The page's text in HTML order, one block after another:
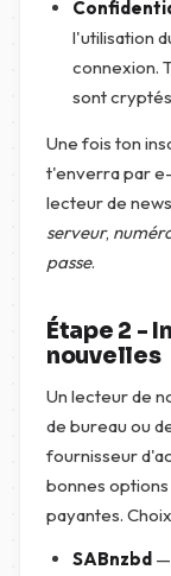
l'utilisation
connexion.
sont
Une fois ton
t'enverra par
lecteur de
serveur,
passe.
Étape 2 -
nouvelles
Un lecteur de
de bureau ou
fournisseur
bonnes
payantes.
SABnzbd —